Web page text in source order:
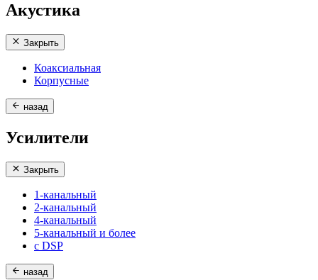
Акустика
Закрыть
Коаксиальная
Корпусные
назад
Усилители
Закрыть
1-канальный
2-канальный
4-канальный
5-канальный и более
с DSP
назад